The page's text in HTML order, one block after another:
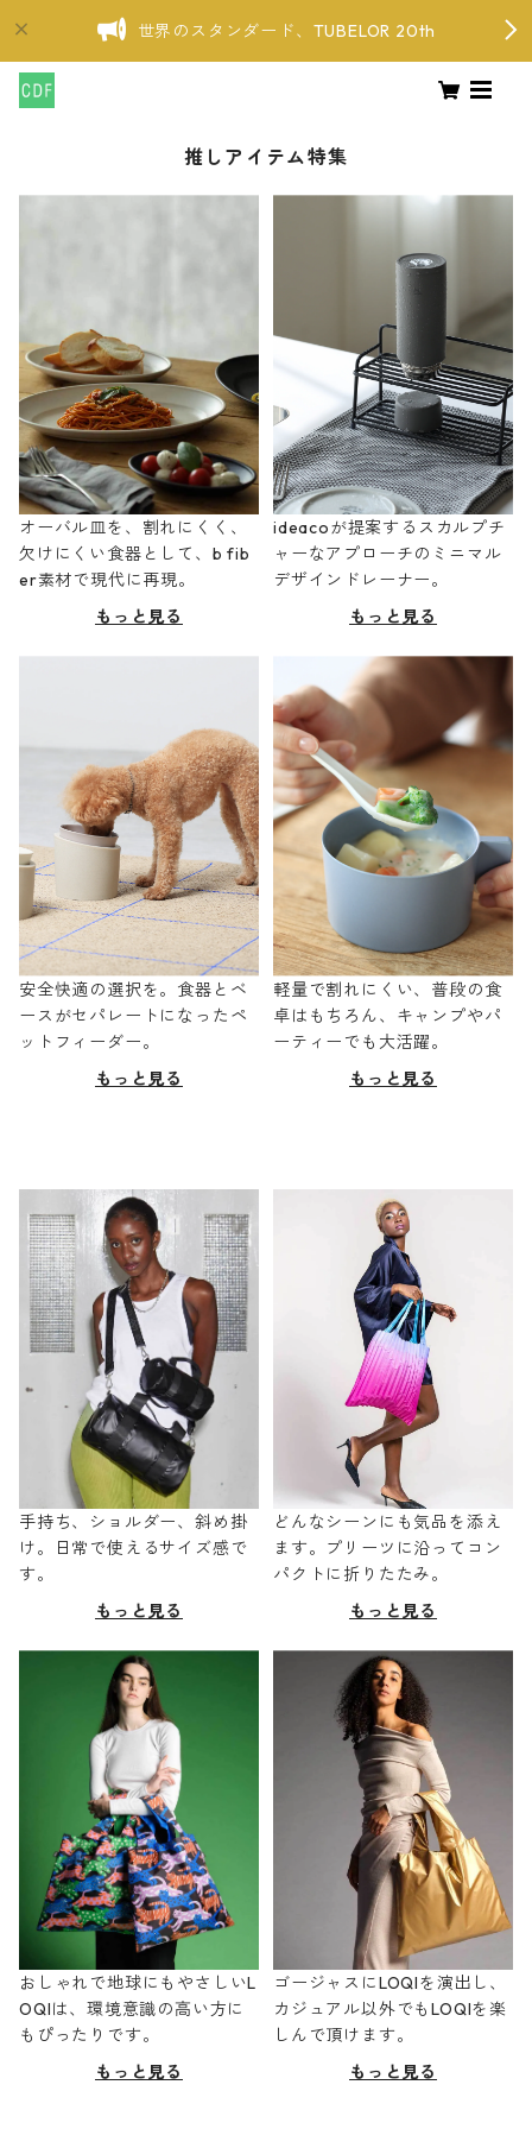
世界のスタンダード、TUBELOR 20th
推しアイテム特集
オーバル皿を、割れにくく、
欠けにくい食器として、b fib
er素材で現代に再現。
もっと見る
ideacoが提案するスカルプチ
ャーなアプローチのミニマル
デザインドレーナー。
もっと見る
安全快適の選択を。食器とベ
ースがセパレートになったペ
ットフィーダー。
もっと見る
軽量で割れにくい、普段の食
卓はもちろん、キャンプやパ
ーティーでも大活躍。
もっと見る
手持ち、ショルダー、斜め掛
け。日常で使えるサイズ感で
す。
もっと見る
どんなシーンにも気品を添え
ます。プリーツに沿ってコン
パクトに折りたたみ。
もっと見る
おしゃれで地球にもやさしいL
OQIは、環境意識の高い方に
もぴったりです。
もっと見る
ゴージャスにLOQIを演出し、
カジュアル以外でもLOQIを楽
しんで頂けます。
もっと見る